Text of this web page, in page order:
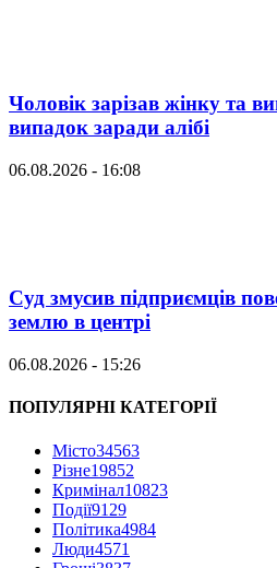
Чоловік зарізав жінку та
випадок заради алібі
06.08.2026 - 16:08
Суд змусив підприємців
землю в центрі
06.08.2026 - 15:26
ПОПУЛЯРНІ КАТЕГОРІЇ
Місто34563
Різне19852
Кримінал10823
Події9129
Політика4984
Люди4571